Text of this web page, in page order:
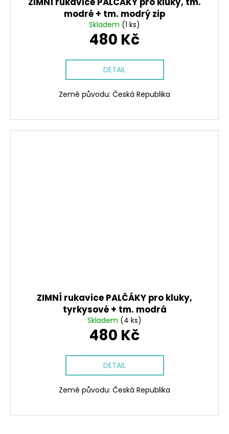
modré + tm. modrý zip
Skladem (1 ks)
480 Kč
DETAIL
Země původu: Česká Republika
ZIMNÍ rukavice PALČÁKY pro kluky,
tyrkysové + tm. modrá
Skladem (4 ks)
480 Kč
DETAIL
Země původu: Česká Republika